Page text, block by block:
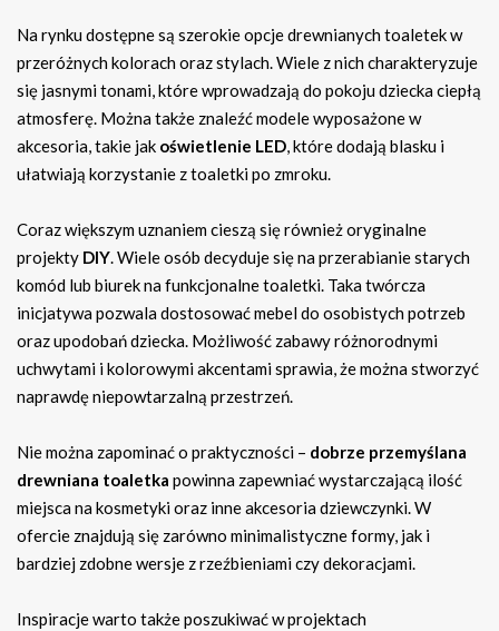
Na rynku dostępne są szerokie opcje drewnianych toaletek w
przeróżnych kolorach oraz stylach. Wiele z nich charakteryzuje
się jasnymi tonami, które wprowadzają do pokoju dziecka ciepłą
atmosferę. Można także znaleźć modele wyposażone w
akcesoria, takie jak oświetlenie LED, które dodają blasku i
ułatwiają korzystanie z toaletki po zmroku.
Coraz większym uznaniem cieszą się również oryginalne
projekty DIY. Wiele osób decyduje się na przerabianie starych
komód lub biurek na funkcjonalne toaletki. Taka twórcza
inicjatywa pozwala dostosować mebel do osobistych potrzeb
oraz upodobań dziecka. Możliwość zabawy różnorodnymi
uchwytami i kolorowymi akcentami sprawia, że można stworzyć
naprawdę niepowtarzalną przestrzeń.
Nie można zapominać o praktyczności – dobrze przemyślana
drewniana toaletka powinna zapewniać wystarczającą ilość
miejsca na kosmetyki oraz inne akcesoria dziewczynki. W
ofercie znajdują się zarówno minimalistyczne formy, jak i
bardziej zdobne wersje z rzeźbieniami czy dekoracjami.
Inspiracje warto także poszukiwać w projektach